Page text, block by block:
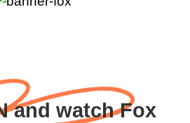
and watch Fox